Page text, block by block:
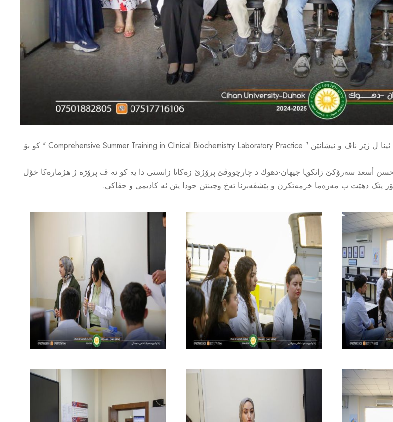
رێکەفتی 30/7/2025 بەشێ کیمیا ژیانێ یا کلینیکی دوماهی ب خولەکا راهێنانێ ئینا ل ژێر ناڤ و نیشانێن " Comprehensive Summer Training in Clinical Biochemistry Laboratory Practice " کو بۆ
أسعد سەرۆکێ زانكویا جیهان-دهوك د چارچووڤێ پرۆژێ زه‌كاتا زانستى دا یه کو ئه ڤ پرۆژە ژ هژمارەکا خۆل
پێک دهێت ب مەرەما خزمەتکرن و پێشڤەبرنا تەخ وچینێن جودا یێن ئه کادیمی و جڤاکی.